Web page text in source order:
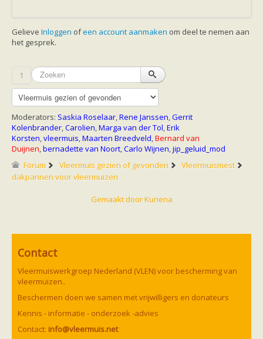
Gelieve Inloggen ofeen account aanmaken om deel te nemen aan
het gesprek.
1
Moderators: Saskia Roselaar,Rene Janssen,Gerrit
Kolenbrander,Carolien,Marga van der Tol,Erik
Korsten,vleermuis,Maarten Breedveld,Bernard van
Duijnen,bernadette van Noort,Carlo Wijnen,jip_geluid_mod
Forum
Vleermuis gezien of gevonden
Vleermuismest
dakpannen voor vleermuizen
Gemaakt doorKunena
Contact
Vleermuiswerkgroep Nederland (VLEN) voor bescherming van
vleermuizen..
Beschermen doen we samen met vrijwilligers en donateurs
Kennis - informatie - onderzoek -advies
Contact: info@vleermuis.net